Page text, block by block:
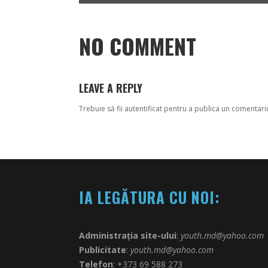
NO COMMENT
LEAVE A REPLY
Trebuie să fii autentificat pentru a publica un
IA LEGĂTURA CU NOI:
Administrația site-ului: youth.md@yahoo.com
Publicitate: youth.md@yahoo.com
Telefon: +373 69 588 273